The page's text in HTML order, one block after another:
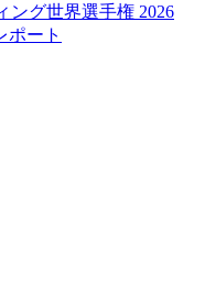
ング世界選手権 2026
ポート